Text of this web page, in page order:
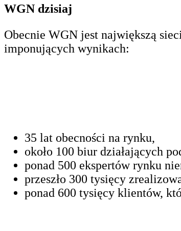
WGN dzisiaj
Obecnie WGN jest największą
imponujących wynikach:
35 lat obecności na rynku,
około 100 biur działających
ponad 500 ekspertów rynku
przeszło 300 tysięcy
ponad 600 tysięcy klientów,